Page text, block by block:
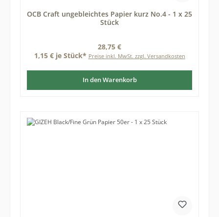
OCB Craft ungebleichtes Papier kurz No.4 - 1 x 25
Stück
Regulärer Preis:
28,75 €
1,15 € je Stück* Preise inkl. MwSt. zzgl. Versandkosten
In den Warenkorb